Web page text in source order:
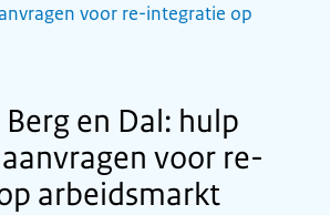
voor re-integratie op
en Dal: hulp
voor re-
arbeidsmarkt